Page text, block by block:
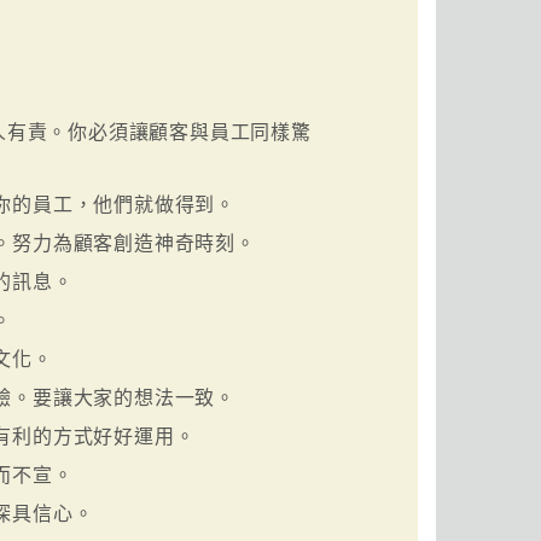
責。你必須讓顧客與員工同樣驚
員工，他們就做得到。
力為顧客創造神奇時刻。
訊息。
化。
要讓大家的想法一致。
利的方式好好運用。
不宣。
具信心。